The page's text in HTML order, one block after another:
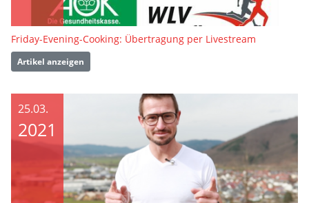
Friday-Evening-Cooking: Übertragung per Livestream
Artikel anzeigen
25.03.
2021